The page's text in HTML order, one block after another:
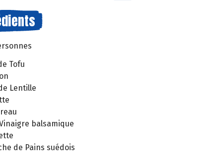
Tofu
Lentille
balsamique
de Pains suédois